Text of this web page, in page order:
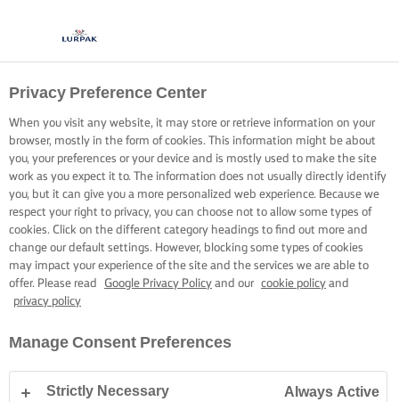
Privacy Preference Center
When you visit any website, it may store or retrieve information on your
browser, mostly in the form of cookies. This information might be about
you, your preferences or your device and is mostly used to make the site
work as you expect it to. The information does not usually directly identify
you, but it can give you a more personalized web experience. Because we
respect your right to privacy, you can choose not to allow some types of
cookies. Click on the different category headings to find out more and
change our default settings. However, blocking some types of cookies
may impact your experience of the site and the services we are able to
offer. Please read
Google Privacy Policy and our cookie policy and
privacy policy
Manage Consent Preferences
Strictly Necessary Always Active